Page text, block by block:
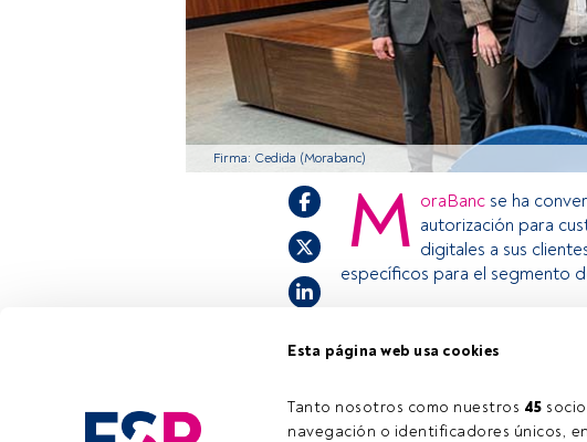
Esta página web usa cookies
Tanto nosotros como nuestros 45
navegación o identificadores únicos,
Firma: Cedida (Morabanc)
M oraBanc se ha
autorización para
digitales a sus
específicos para el segmento
Este es un artículo exclusivo
invitamos a registrarte y